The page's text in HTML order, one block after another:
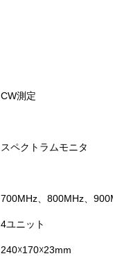
CW測定
スペクトラムモニタ
700MHz、800MHz、
4ユニット
240☓170☓23mm